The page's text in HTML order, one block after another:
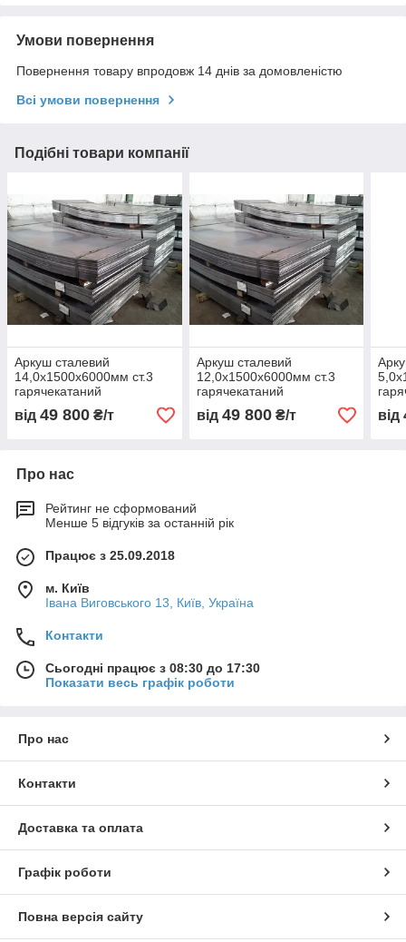
Умови повернення
Повернення товару впродовж 14 днів за домовленістю
Всі умови повернення
Подібні товари компанії
Аркуш сталевий
14,0х1500х6000мм ст.3
гарячекатаний
від 49 800 ₴/т
Аркуш сталевий
12,0х1500х6000мм ст.3
гарячекатаний
від 49 800₴/т від
Про нас
Рейтинг не сформований
Менше 5 відгуків за останній рік
Працює з 25.09.2018
м. Київ
Івана Виговського 13, Київ, Україна
Контакти
Сьогодні працює з 08:30 до 17:30
Показати весь графік роботи
Про нас
Контакти
Доставка та оплата
Графік роботи
Повна версія сайту